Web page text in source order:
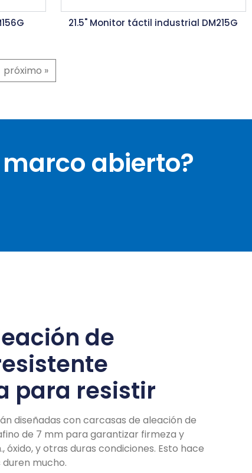
21.5" Monitor táctil industrial DM215G
próximo »
abierto?
de
para resistir
diseñadas con carcasas de aleación de
de 7 mm para garantizar firmeza y
óxido, y otras duras condiciones. Esto hace
mucho.